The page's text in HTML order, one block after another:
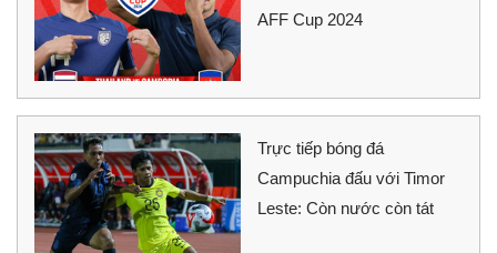
AFF Cup 2024
Trực tiếp bóng đá
Campuchia đấu với Timor
Leste: Còn nước còn tát